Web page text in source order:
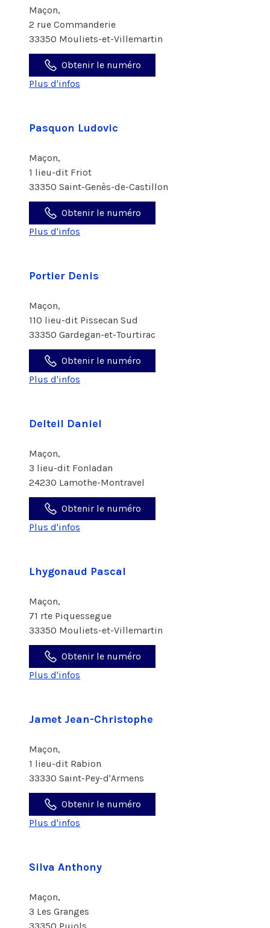
Maçon,
2 rue Commanderie
33350 Mouliets-et-Villemartin
Obtenir le numéro
Plus d'infos
Pasquon Ludovic
Maçon,
1 lieu-dit Friot
33350 Saint-Genès-de-Castillon
Obtenir le numéro
Plus d'infos
Portier Denis
Maçon,
110 lieu-dit Pissecan Sud
33350 Gardegan-et-Tourtirac
Obtenir le numéro
Plus d'infos
Delteil Daniel
Maçon,
3 lieu-dit Fonladan
24230 Lamothe-Montravel
Obtenir le numéro
Plus d'infos
Lhygonaud Pascal
Maçon,
71 rte Piquessegue
33350 Mouliets-et-Villemartin
Obtenir le numéro
Plus d'infos
Jamet Jean-Christophe
Maçon,
1 lieu-dit Rabion
33330 Saint-Pey-d'Armens
Obtenir le numéro
Plus d'infos
Silva Anthony
Maçon,
3 Les Granges